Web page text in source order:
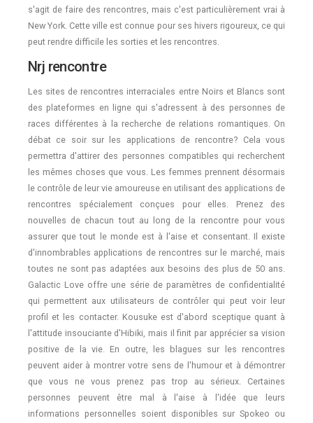
s'agit de faire des rencontres, mais c'est particulièrement vrai à
New York. Cette ville est connue pour ses hivers rigoureux, ce qui
peut rendre difficile les sorties et les rencontres.
Nrj rencontre
Les sites de rencontres interraciales entre Noirs et Blancs sont
des plateformes en ligne qui s'adressent à des personnes de
races différentes à la recherche de relations romantiques. On
débat ce soir sur les applications de rencontre? Cela vous
permettra d'attirer des personnes compatibles qui recherchent
les mêmes choses que vous. Les femmes prennent désormais
le contrôle de leur vie amoureuse en utilisant des applications de
rencontres spécialement conçues pour elles. Prenez des
nouvelles de chacun tout au long de la rencontre pour vous
assurer que tout le monde est à l'aise et consentant. Il existe
d'innombrables applications de rencontres sur le marché, mais
toutes ne sont pas adaptées aux besoins des plus de 50 ans.
Galactic Love offre une série de paramètres de confidentialité
qui permettent aux utilisateurs de contrôler qui peut voir leur
profil et les contacter. Kousuke est d'abord sceptique quant à
l'attitude insouciante d'Hibiki, mais il finit par apprécier sa vision
positive de la vie. En outre, les blagues sur les rencontres
peuvent aider à montrer votre sens de l'humour et à démontrer
que vous ne vous prenez pas trop au sérieux. Certaines
personnes peuvent être mal à l'aise à l'idée que leurs
informations personnelles soient disponibles sur Spokeo ou